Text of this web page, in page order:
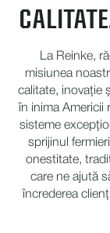
La Reinke,
misiunea
calitate, inovație
în inima Americii
sisteme
sprijinul
onestitate,
care ne ajută
încrederea